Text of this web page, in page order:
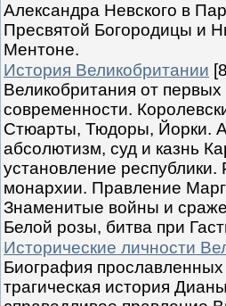
Александра Невского в
Пресвятой Богородицы и
Ментоне.
История Великобритании
Великобритания от
современности.
Стюарты, Тюдоры, Йорки.
абсолютизм, суд и казнь
установление республики.
монархии. Правление
Знаменитые войны и
Белой розы, битва при
Исторические личности
Биография
трагическая история